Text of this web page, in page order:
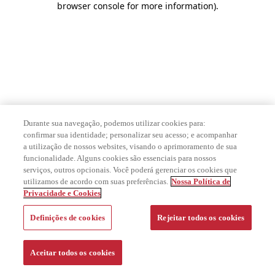
browser console for more information).
Durante sua navegação, podemos utilizar cookies para:
confirmar sua identidade; personalizar seu acesso; e acompanhar
a utilização de nossos websites, visando o aprimoramento de sua
funcionalidade. Alguns cookies são essenciais para nossos
serviços, outros opcionais. Você poderá gerenciar os cookies que
utilizamos de acordo com suas preferências. Nossa Política de
Privacidade e Cookies
Definições de cookies Rejeitar todos os cookies
Aceitar todos os cookies